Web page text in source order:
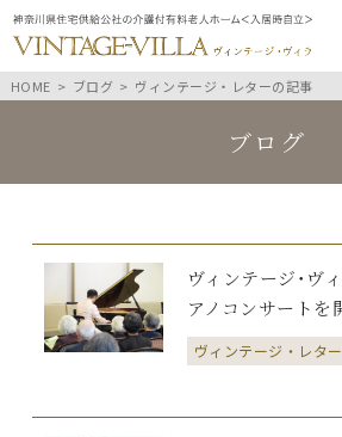
HOME
ブログ ヴィンテージ・レターの記事
ブログ
ヴィンテージ･ヴ
アノコンサートを
ヴィンテージ・レター